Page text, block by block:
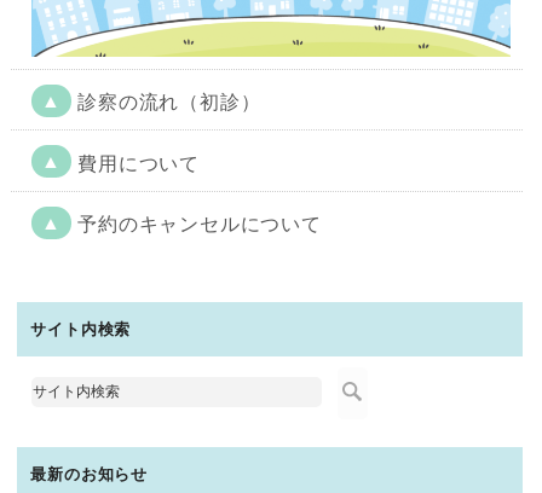
▲ 診察の流れ（初診）
▲ 費用について
▲ 予約のキャンセルについて
サイト内検索
最新のお知らせ